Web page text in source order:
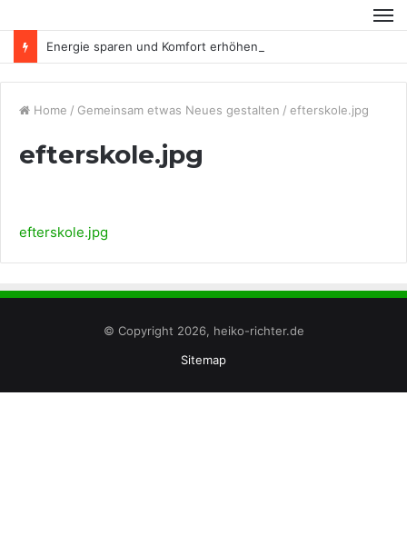
Energie sparen und Komfort erhöhen
Home / Gemeinsam etwas Neues gestalten / efterskole.jpg
efterskole.jpg
efterskole.jpg
© Copyright 2026, heiko-richter.de
Sitemap